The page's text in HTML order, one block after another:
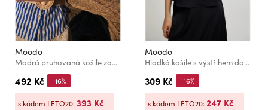
Moodo
Modrá pruhovaná košile zapínaná na knoflíky s kapsami Moodo
492 Kč -16%
s kódem LETO20:393 Kč
Moodo
Hladká košile s výstřihem do véčka černá Moodo
309 Kč -16%
s kódem LETO20:247 Kč